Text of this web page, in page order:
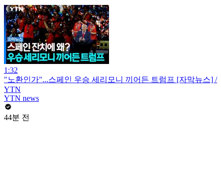
1:32
"노환인가"...스페인 우승 세리모니 끼어든 트럼프 [자막뉴스] /
YTN
YTN news
44분 전